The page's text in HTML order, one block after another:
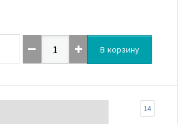
В корзину
14